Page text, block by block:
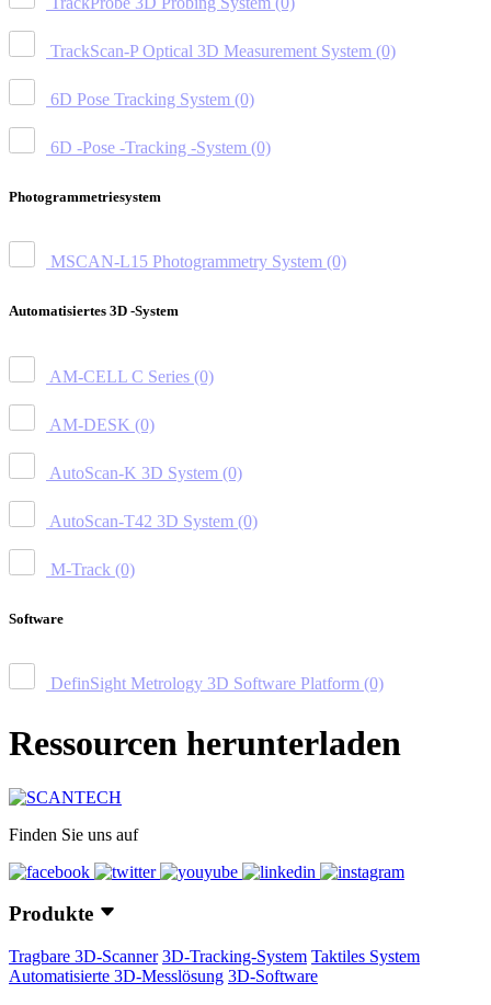
TrackScan-P Optical 3D Measurement System (0)
6D Pose Tracking System (0)
6D -Pose -Tracking -System (0)
Photogrammetriesystem
MSCAN-L15 Photogrammetry System (0)
Automatisiertes 3D -System
AM-CELL C Series (0)
AM-DESK (0)
AutoScan-K 3D System (0)
AutoScan-T42 3D System (0)
M-Track (0)
Software
DefinSight Metrology 3D Software Platform (0)
Ressourcen herunterladen
Finden Sie uns auf
Produkte
Tragbare 3D-Scanner 3D-Tracking-System Taktiles System
Automatisierte 3D-Messlösung 3D-Software